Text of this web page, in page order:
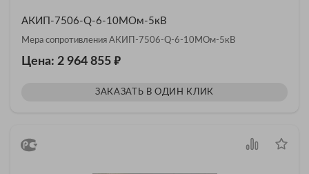
АКИП-7506-Q-6-10МОм-5кВ
Мера сопротивления АКИП-7506-Q-6-10МОм-5кВ
Цена: 2 964 855 ₽
ЗАКАЗАТЬ В ОДИН КЛИК